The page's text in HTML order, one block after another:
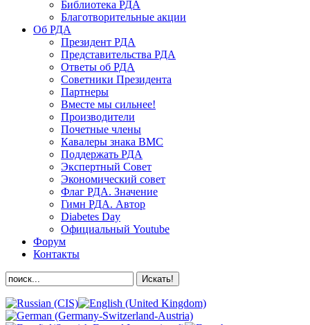
Библиотека РДА
Благотворительные акции
Об РДА
Президент РДА
Представительства РДА
Ответы об РДА
Советники Президента
Партнеры
Вместе мы сильнее!
Производители
Почетные члены
Кавалеры знака ВМС
Поддержать РДА
Экспертный Совет
Экономический совет
Флаг РДА. Значение
Гимн РДА. Автор
Diabetes Day
Официальный Youtube
Форум
Контакты